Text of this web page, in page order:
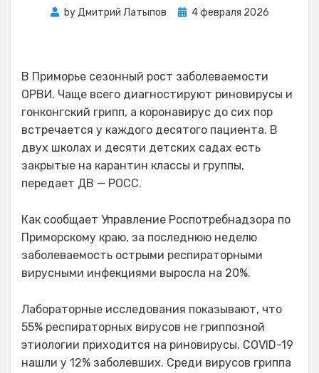
byДмитрий Латыпов
Posted
4 февраля 2026
В Приморье сезонный рост заболеваемости
ОРВИ. Чаще всего диагностируют риновирусы и
гонконгский грипп, а коронавирус до сих пор
встречается у каждого десятого пациента. В
двух школах и десяти детских садах есть
закрытые на карантин классы и группы,
передает ДВ — РОСС.
Как сообщает Управление Роспотребнадзора по
Приморскому краю, за последнюю неделю
заболеваемость острыми респираторными
вирусными инфекциями выросла на 20%.
Лабораторные исследования показывают, что
55% респираторных вирусов не гриппозной
этиологии приходится на риновирусы. COVID-19
нашли у 12% заболевших. Среди вирусов гриппа